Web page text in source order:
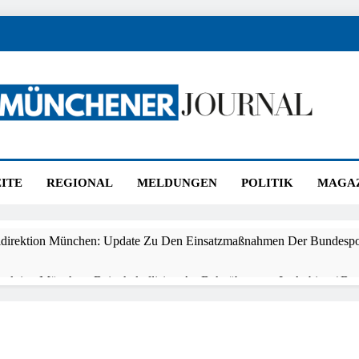
REGIONAL MELDUNGEN POLITIK
München: Update Zu Den Einsatzmaßnahmen Der
München: Beinahekollision An Bahnübergang In Aubing /
München: Couragierte Zeugen Halten Tatverdächtigen Fest /